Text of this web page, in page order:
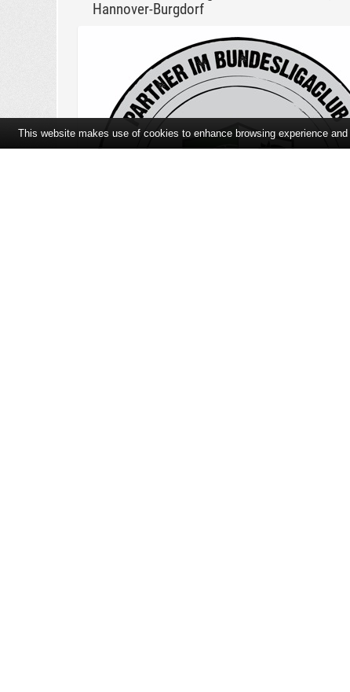
Hannover-Burgdorf
This website makes use of cookies to enhance browsing experience